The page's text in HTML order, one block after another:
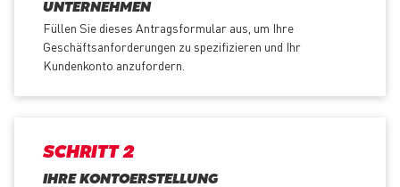
UNTERNEHMEN
Füllen Sie dieses Antragsformular aus, um Ihre
Geschäftsanforderungen zu spezifizieren und Ihr
Kundenkonto anzufordern.
SCHRITT 2
IHRE KONTOERSTELLUNG